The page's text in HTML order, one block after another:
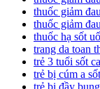
thuốc giảm
thuốc giảm
thuốc hạ sốt
trang da toan
trẻ 3 tuổi sốt
trẻ bị cúm a
trẻ bị đầy bụng